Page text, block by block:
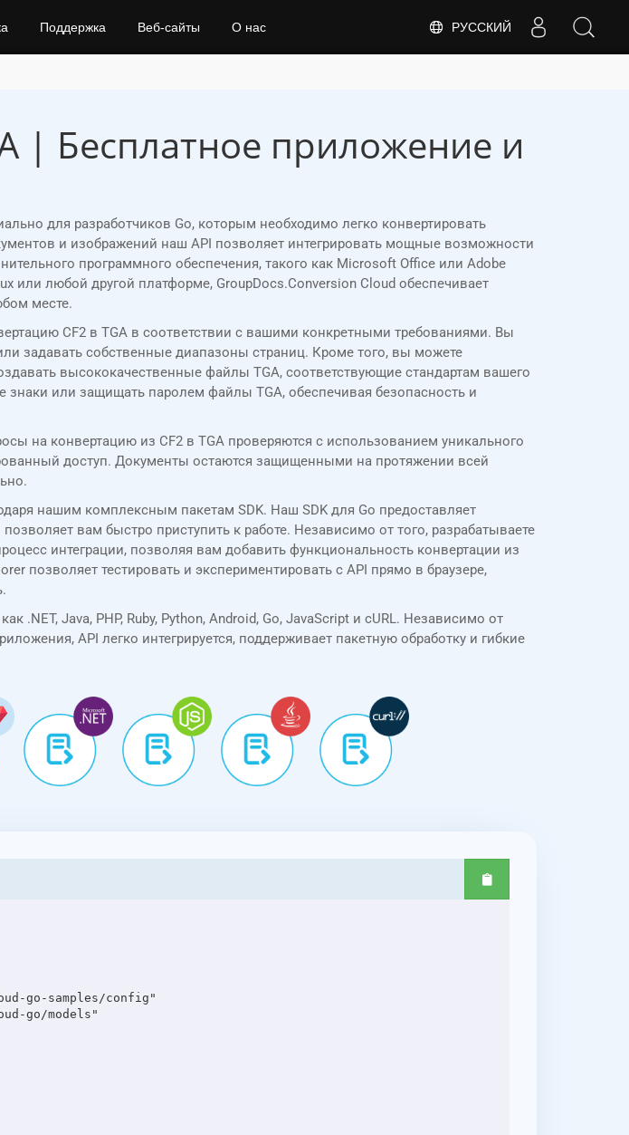
РУССКИЙ
Поддержка Веб-сайты О нас
| Бесплатное приложение и
для разработчиков Go, которым необходимо легко конвертировать
и изображений наш API позволяет интегрировать мощные возможности
программного обеспечения, такого как Microsoft Office или Adobe
или любой другой платформе, GroupDocs.Conversion Cloud обеспечивает
месте.
CF2 в TGA в соответствии с вашими конкретными требованиями. Вы
задавать собственные диапазоны страниц. Кроме того, вы можете
высококачественные файлы TGA, соответствующие стандартам вашего
или защищать паролем файлы TGA, обеспечивая безопасность и
на конвертацию из CF2 в TGA проверяются с использованием уникального
доступ. Документы остаются защищенными на протяжении всей
нашим комплексным пакетам SDK. Наш SDK для Go предоставляет
вам быстро приступить к работе. Независимо от того, разрабатываете
интеграции, позволяя вам добавить функциональность конвертации из
позволяет тестировать и экспериментировать с API прямо в браузере,
Java, PHP, Ruby, Python, Android, Go, JavaScript и cURL. Независимо от
API легко интегрируется, поддерживает пакетную обработку и гибкие